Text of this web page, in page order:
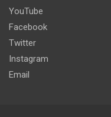
YouTube
Facebook
Twitter
Instagram
Email